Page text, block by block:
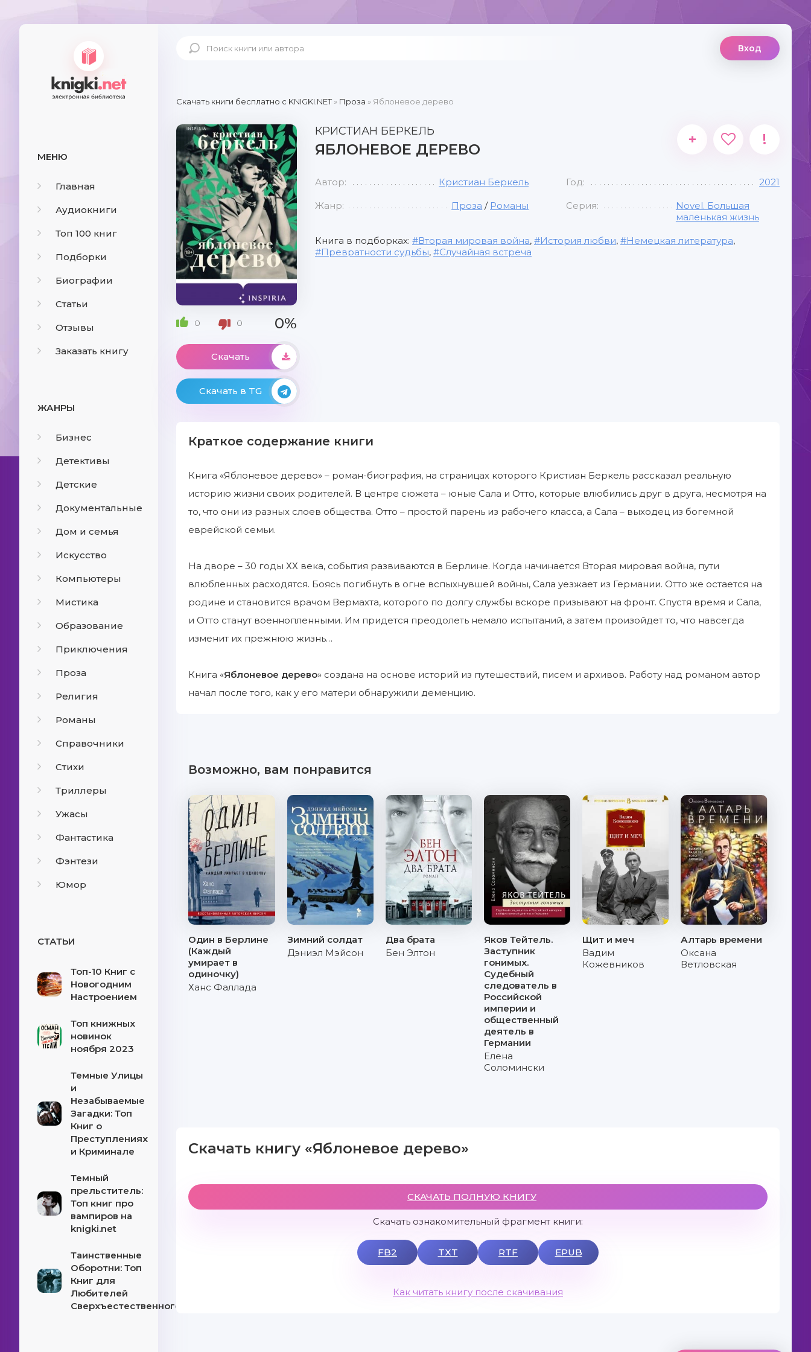
МЕНЮ
Главная
Аудиокниги
Топ 100 книг
Подборки
Биографии
Статьи
Отзывы
Заказать книгу
ЖАНРЫ
Бизнес
Детективы
Детские
Документальные
Дом и семья
Искусство
Компьютеры
Мистика
Образование
Приключения
Проза
Религия
Романы
Справочники
Стихи
Триллеры
Ужасы
Фантастика
Фэнтези
Юмор
СТАТЬИ
Топ-10 Книг с
Новогодним
Настроением
Топ книжных
новинок
ноября 2023
Темные Улицы
и
Незабываемые
Загадки: Топ
Книг о
Преступлениях
и Криминале
Темный
прельститель:
Топ книг про
вампиров на
knigki.net
Таинственные
Оборотни: Топ
Книг для
Любителей
Сверхъестественного!
Вход
Скачать книги бесплатно c KNIGKI.NET» Проза » Яблоневое дерево
0 0 0%
Скачать
Скачать в TG
КРИСТИАН БЕРКЕЛЬ
ЯБЛОНЕВОЕ ДЕРЕВО
+ !
Автор: Кристиан Беркель Год: 2021
Жанр: Проза / Романы Серия:
Novel. Большая
маленькая жизнь
Книга в подборках: Вторая мировая война, История любви, Немецкая литература,
Превратности судьбы, Случайная встреча
Краткое содержание книги
Книга «Яблоневое дерево» – роман-биография, на страницах которого Кристиан Беркель рассказал реальную
историю жизни своих родителей. В центре сюжета – юные Сала и Отто, которые влюбились друг в друга, несмотря на
то, что они из разных слоев общества. Отто – простой парень из рабочего класса, а Сала – выходец из богемной
еврейской семьи.
На дворе – 30 годы ХХ века, события развиваются в Берлине. Когда начинается Вторая мировая война, пути
влюбленных расходятся. Боясь погибнуть в огне вспыхнувшей войны, Сала уезжает из Германии. Отто же остается на
родине и становится врачом Вермахта, которого по долгу службы вскоре призывают на фронт. Спустя время и Сала,
и Отто станут военнопленными. Им придется преодолеть немало испытаний, а затем произойдет то, что навсегда
изменит их прежнюю жизнь…
Книга «Яблоневое дерево» создана на основе историй из путешествий, писем и архивов. Работу над романом автор
начал после того, как у его матери обнаружили деменцию.
Возможно, вам понравится
Один в Берлине
(Каждый
умирает в
одиночку)
Ханс Фаллада
Зимний солдат
Дэниэл Мэйсон
Два брата
Бен Элтон
Яков Тейтель.
Заступник
гонимых.
Судебный
следователь в
Российской
империи и
общественный
деятель в
Германии
Елена
Соломински
Щит и меч
Вадим
Кожевников
Алтарь времени
Оксана
Ветловская
Скачать книгу «Яблоневое дерево»
СКАЧАТЬ ПОЛНУЮ КНИГУ
Скачать ознакомительный фрагмент книги:
FB2 TXT RTF EPUB
Как читать книгу после скачивания